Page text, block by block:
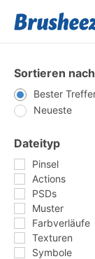
Sortieren
Bester
Neueste
Dateityp
Pinsel
Actions
PSDs
Muster
Farbverläufe
Texturen
Symbole